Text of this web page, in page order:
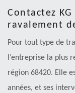
Contactez
ravalement
Pour tout type de
l’entreprise la plus
région 68420. Elle
années, et ses